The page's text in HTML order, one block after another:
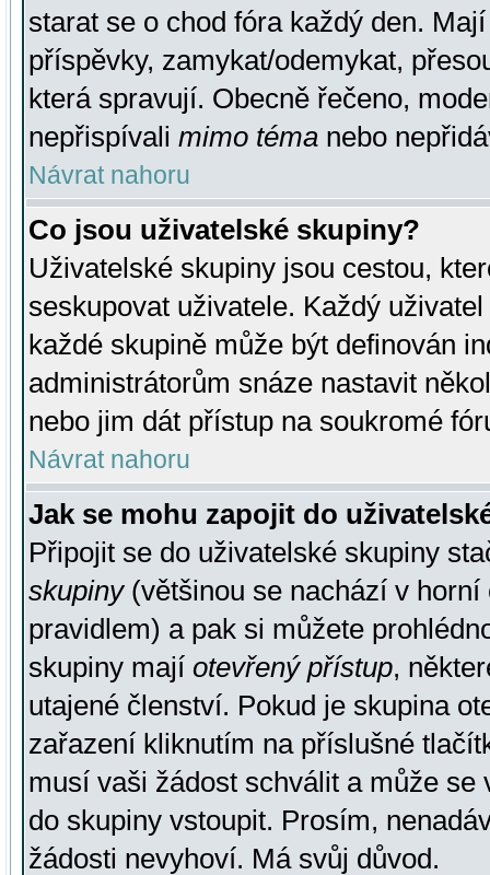
starat se o chod fóra každý den.
příspěvky, zamykat/odemykat,
která spravují. Obecně řečeno,
nepřispívali mimo téma nebo
Návrat nahoru
Co jsou uživatelské skupiny?
Uživatelské skupiny jsou cestou,
seskupovat uživatele. Každý
každé skupině může být definován
administrátorům snáze nastavit
nebo jim dát přístup na soukromé
Návrat nahoru
Jak se mohu zapojit do
Připojit se do uživatelské skupiny
skupiny(většinou se nachází v horní
pravidlem) a pak si můžete
skupiny mají otevřený přístup,
utajené členství. Pokud je skupina
zařazení kliknutím na příslušné
musí vaši žádost schválit a může se
do skupiny vstoupit. Prosím,
žádosti nevyhoví. Má svůj důvod.